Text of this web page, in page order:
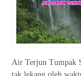
Air Terjun Tumpak